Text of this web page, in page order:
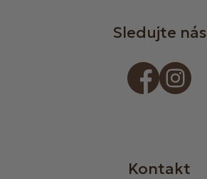
Sledujte nás
Kontakt